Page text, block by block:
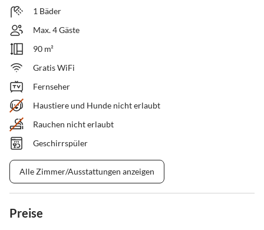
1 Bäder
Max. 4 Gäste
90 m²
Gratis WiFi
Fernseher
Haustiere und Hunde nicht erlaubt
Rauchen nicht erlaubt
Geschirrspüler
Alle Zimmer/Ausstattungen anzeigen
Preise